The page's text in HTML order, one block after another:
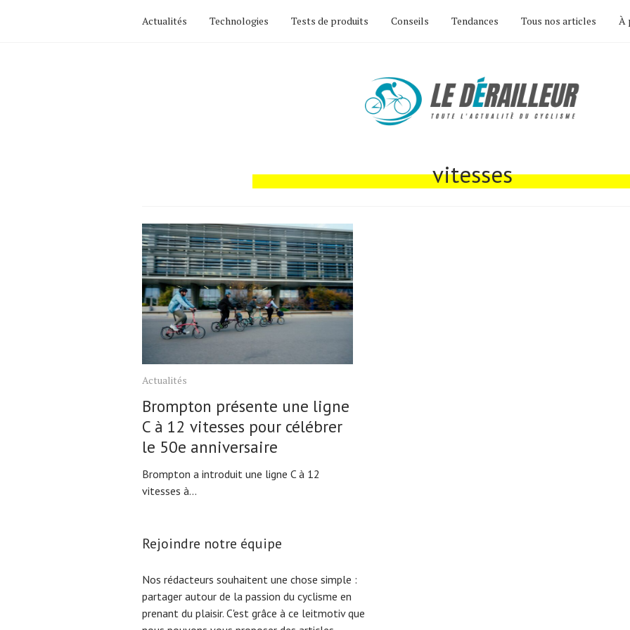
Actualités Technologies Tests de produits Conseils Tendances Tous nos articles À
vitesses
Actualités
Brompton présente une ligne
C à 12 vitesses pour célébrer
le 50e anniversaire
Brompton a introduit une ligne C à 12
vitesses à...
Rejoindre notre équipe
Nos rédacteurs souhaitent une chose simple :
partager autour de la passion du cyclisme en
prenant du plaisir. C'est grâce à ce leitmotiv que